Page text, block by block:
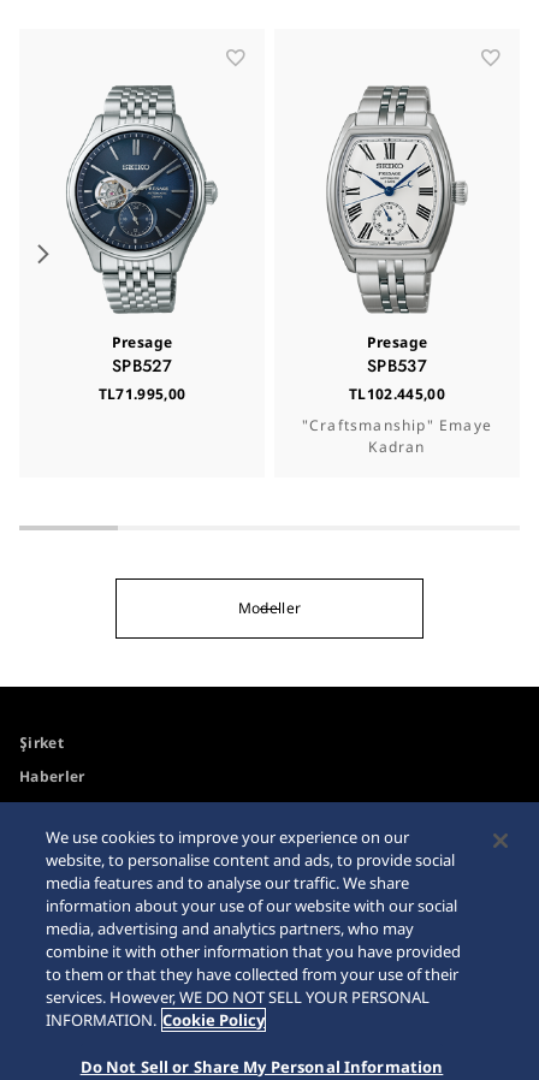
Presage
SPB527
TL71.995,00
Presage
SPB537
TL102.445,00
"Craftsmanship" Emaye
Kadran
Modeller
Şirket
Haberler
Erişilebilirlik
Gereksinimler
İnternet Alışveriş Uyarısı
Site Haritası
© 2026 Seiko Watch Corporation
We use cookies to improve your experience on our
website, to personalise content and ads, to provide social
media features and to analyse our traffic. We share
information about your use of our website with our social
media, advertising and analytics partners, who may
combine it with other information that you have provided
to them or that they have collected from your use of their
services. However, WE DO NOT SELL YOUR PERSONAL
INFORMATION. Cookie Policy
Do Not Sell or Share My Personal Information